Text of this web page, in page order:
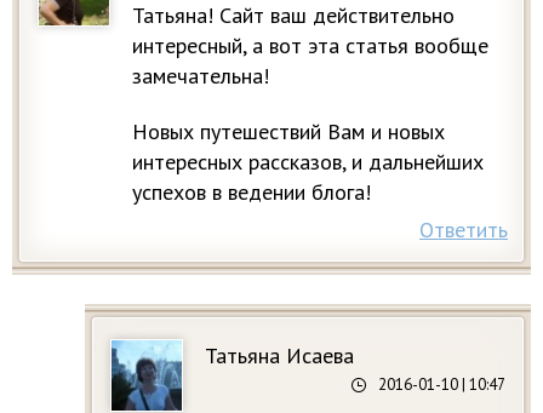
Татьяна! Сайт ваш действительно
интересный, а вот эта статья вообще
замечательна!
Новых путешествий Вам и новых
интересных рассказов, и дальнейших
успехов в ведении блога!
Ответить
Татьяна Исаева
2016-01-10| 10:47